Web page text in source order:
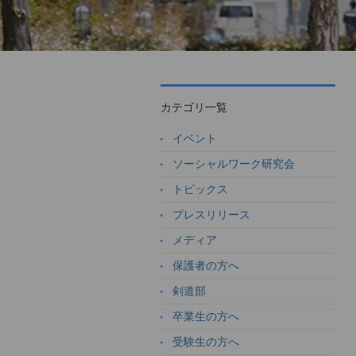
カテゴリ一覧
イベント
ソーシャルワーク研究会
トピックス
プレスリリース
メディア
保護者の方へ
剣道部
卒業生の方へ
受験生の方へ